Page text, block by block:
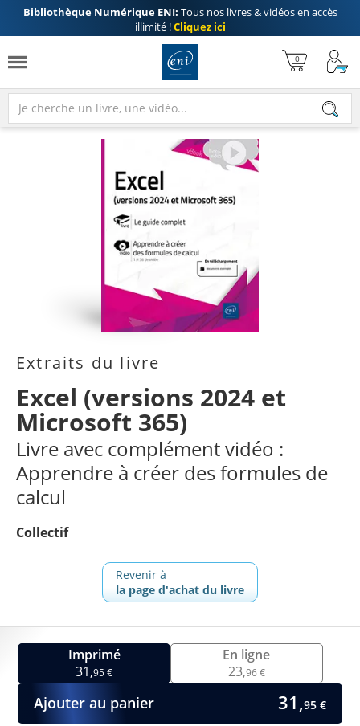
Bibliothèque Numérique ENI: Tous nos livres & vidéos en accès
illimité !Cliquez ici
Extraits du livre
Excel (versions 2024 et
Microsoft 365)
Livre avec complément vidéo :
Apprendre à créer des formules de
calcul
Collectif
Revenir à
la page d'achat du livre
Imprimé
31,95 €
En ligne
23,96 €
Ajouter au panier 31,95 €